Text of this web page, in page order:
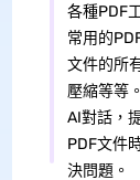
各種PDF
常用的
文件的所
壓縮等等
AI對話，
PDF文件
決問題。